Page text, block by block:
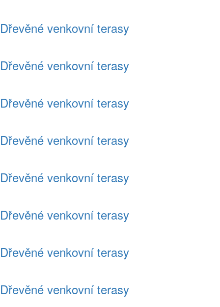
Dřevěné venkovní terasy
Dřevěné venkovní terasy
Dřevěné venkovní terasy
Dřevěné venkovní terasy
Dřevěné venkovní terasy
Dřevěné venkovní terasy
Dřevěné venkovní terasy
Dřevěné venkovní terasy